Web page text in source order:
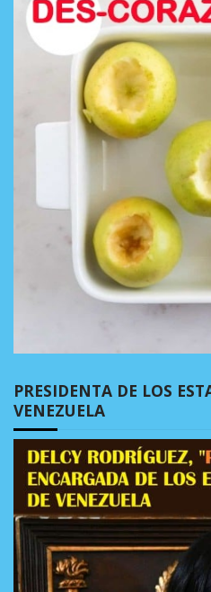
PRESIDENTA DE LOS
VENEZUELA